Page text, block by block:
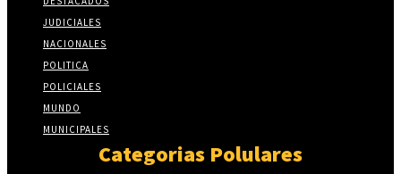
JUDICIALES
NACIONALES
POLITICA
POLICIALES
MUNDO
MUNICIPALES
Categorias Polulares